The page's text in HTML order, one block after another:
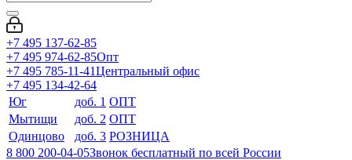
+7 495 137-62-85
+7 495 974-62-85Опт
+7 495 785-11-41Центральный офис
+7 495 134-42-64
Юг
доб. 1 ОПТ
Мытищи
доб. 2 ОПТ
Одинцово
доб. 3 РОЗНИЦА
8 800 200-04-05Звонок бесплатный по всей России